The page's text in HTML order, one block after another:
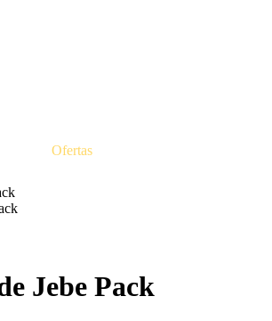
Ofertas
Jebe Pack